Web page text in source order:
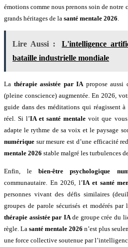
émotions comme nous prenons soin de notre
grands héritages de la santé mentale 2026.
Lire Aussi :
L'intelligence
bataille industrielle mondiale
La thérapie assistée par IApropose aussi
(pleine conscience) augmentée. En 2026,
guide dans des méditations qui réagissent
réel. Si l’IA et santé mentale voit que
adapte le rythme de sa voix et le paysage
numérique sur mesure est d’une efficacité
mentale 2026 stable malgré les turbulences
Enfin, lebien-être psychologique
communautaire. En 2026, l’IA et santé
personnes vivant des défis similaires
groupes de parole sécurisés et modérés par
thérapie assistée par IAde groupe crée du
règle. La santé mentale 2026 n’est plus
une force collective soutenue par